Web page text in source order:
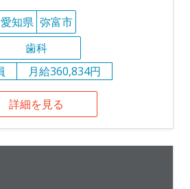
愛知県 弥富市
歯科
月給360,834円
詳細を見る